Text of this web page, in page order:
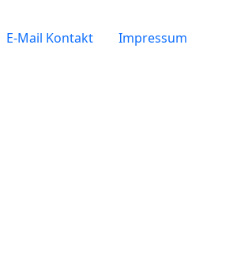
E-Mail Kontakt
Impressum